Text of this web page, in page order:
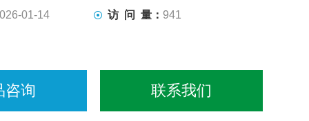
01-14 访 问 量： 941
咨询 联系我们